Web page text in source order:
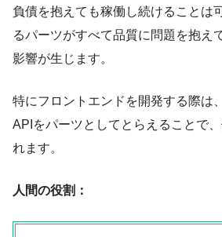
負債を抱えても稼働し続けることは
るパーツがすべて品質に問題を抱え
影響が生じます。
特にフロントエンドを開発する際は
APIをパーツとしてとらえることで
れます。
人間の役割：